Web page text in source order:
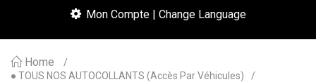
Mon Compte | Change Language
Home
● TOUS NOS AUTOCOLLANTS (accès Par Véhicules)